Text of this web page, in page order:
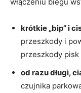
krótkie „bip” i
przeszkody i
przeszkody
od razu długi,
czujnika